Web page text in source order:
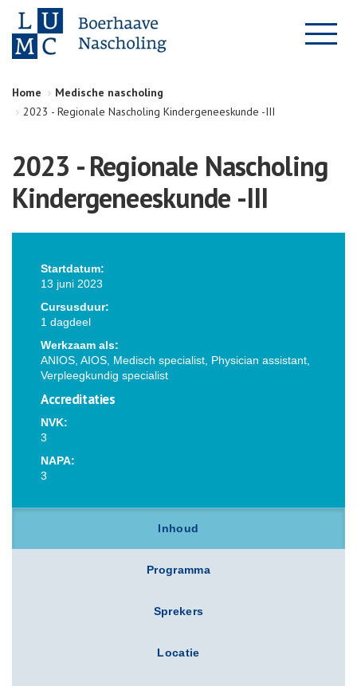
Home
Medische nascholing
2023 - Regionale Nascholing Kindergeneeskunde -III
2023 - Regionale Nascholing
Kindergeneeskunde -III
Startdatum:
13 juni 2023
Cursusduur:
1 dagdeel
Werkzaam als:
ANIOS, AIOS, Medisch specialist, Physician assistant,
Verpleegkundig specialist
Accreditaties
NVK:
3
NAPA:
3
Inhoud
Programma
Sprekers
Locatie